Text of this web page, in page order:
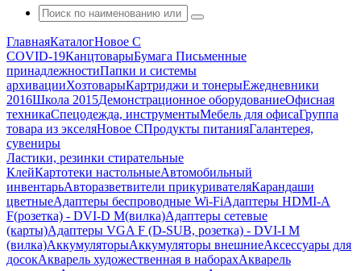
ГлавнаяКаталогНовое С
COVID-19КанцтоварыБумага Письменные
принадлежностиПапки и системы
архивацииХозтоварыКартриджи и тонерыЕжедневники
2016Школа 2015Демонстрационное оборудованиеОфисная
техникаСпецодежда, инструментыМебель для офисаГруппа
товара из экселяНовое СПродукты питанияГалантерея,
сувениры
Ластики, резинки стирательные
КлейКартотеки настольныеАвтомобильный
инвентарьАвторазветвители прикуривателяКарандаши
цветныеАдаптеры беспроводные Wi-FiАдаптеры HDMI-A
F(розетка) - DVI-D M(вилка)Адаптеры сетевые
(карты)Адаптеры VGA F (D-SUB, розетка) - DVI-I M
(вилка)АккумуляторыАккумуляторы внешниеАксессуары для
досокАкварель художественная в наборахАкварель